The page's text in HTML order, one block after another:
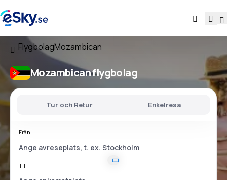
FlygbolagMozambican
Mozambican flygbolag
Tur och Retur Enkelresa
Från
Till